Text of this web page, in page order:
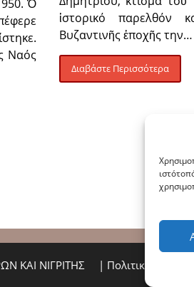
Ὁ
Ναός
ἱστορικό παρελθόν
Βυζαντινῆς ἐποχῆς την…
Διαβάστε Περισσότερα
ΚΑΙ ΝΙΓΡΙΤΗΣ | Πολιτική